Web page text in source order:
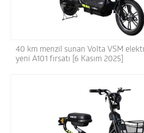
40 km menzil sunan Volta VSM
yeni A101 fırsatı [6 Kasım 2025]